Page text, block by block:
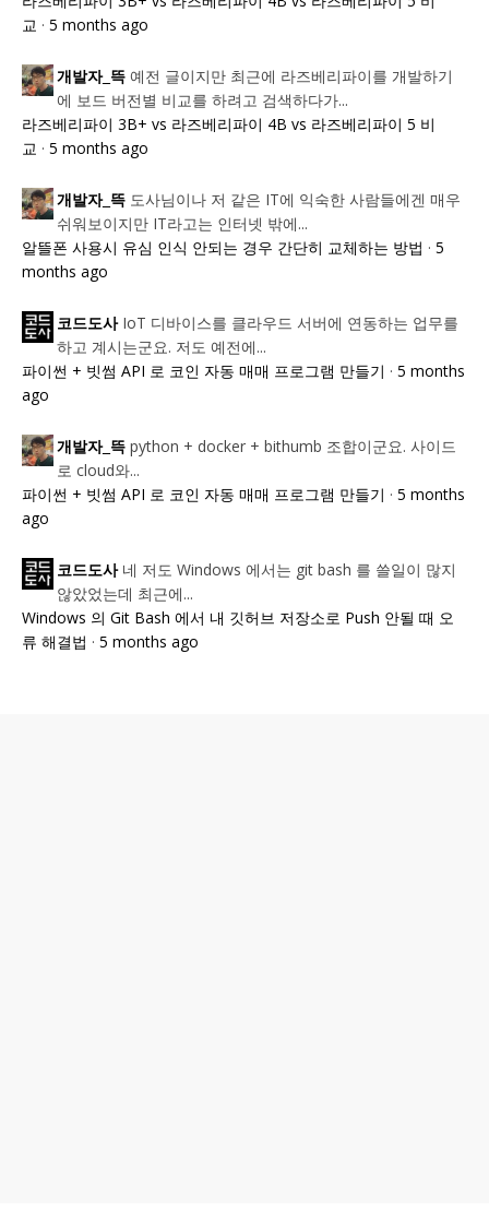
교 · 5 months ago
개발자_뜩 예전 글이지만 최근에 라즈베리파이를 개발하기
에 보드 버전별 비교를 하려고 검색하다가...
라즈베리파이 3B+ vs 라즈베리파이 4B vs 라즈베리파이 5 비
교 · 5 months ago
개발자_뜩 도사님이나 저 같은 IT에 익숙한 사람들에겐 매우
쉬워보이지만 IT라고는 인터넷 밖에...
알뜰폰 사용시 유심 인식 안되는 경우 간단히 교체하는 방법 · 5
months ago
코드도사 IoT 디바이스를 클라우드 서버에 연동하는 업무를
하고 계시는군요. 저도 예전에...
파이썬 + 빗썸 API 로 코인 자동 매매 프로그램 만들기 · 5 months
ago
개발자_뜩 python + docker + bithumb 조합이군요. 사이드
로 cloud와...
파이썬 + 빗썸 API 로 코인 자동 매매 프로그램 만들기 · 5 months
ago
코드도사 네 저도 Windows 에서는 git bash 를 쓸일이 많지
않았었는데 최근에...
Windows 의 Git Bash 에서 내 깃허브 저장소로 Push 안될 때 오
류 해결법 · 5 months ago